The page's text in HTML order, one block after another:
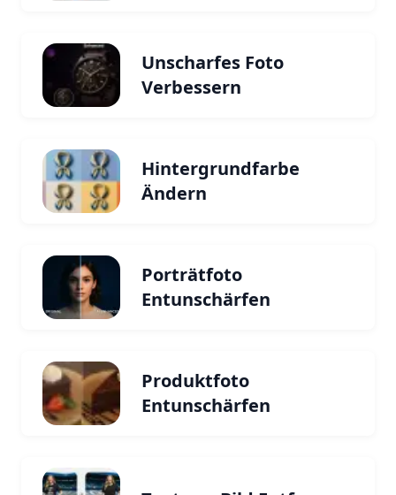
Unscharfes Foto
Verbessern
Hintergrundfarbe
Ändern
Porträtfoto
Entunschärfen
Produktfoto
Entunschärfen